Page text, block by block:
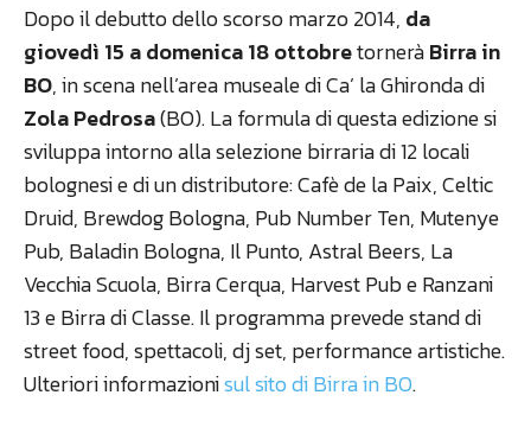
Dopo il debutto dello scorso marzo 2014, da
giovedì 15 a domenica 18 ottobretorneràBirra in
BO, in scena nell’area museale di Ca’ la Ghironda di
Zola Pedrosa(BO). La formula di questa edizione si
sviluppa intorno alla selezione birraria di 12 locali
bolognesi e di un distributore: Cafè de la Paix, Celtic
Druid, Brewdog Bologna, Pub Number Ten, Mutenye
Pub, Baladin Bologna, Il Punto, Astral Beers, La
Vecchia Scuola, Birra Cerqua, Harvest Pub e Ranzani
13 e Birra di Classe. Il programma prevede stand di
street food, spettacoli, dj set, performance artistiche.
Ulteriori informazionisul sito di Birra in BO.